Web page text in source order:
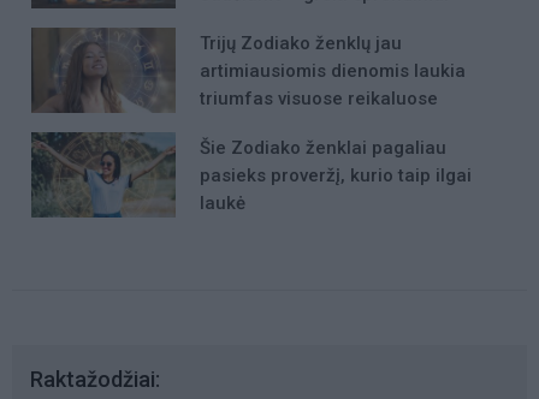
Trijų Zodiako ženklų jau
artimiausiomis dienomis laukia
triumfas visuose reikaluose
Šie Zodiako ženklai pagaliau
pasieks proveržį, kurio taip ilgai
laukė
Raktažodžiai